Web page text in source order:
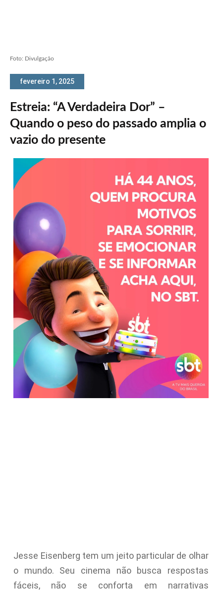
Foto: Divulgação
fevereiro 1, 2025
Estreia: “A Verdadeira Dor” –
Quando o peso do passado amplia o
vazio do presente
Jesse Eisenberg tem um jeito particular de olhar
o mundo. Seu cinema não busca respostas
fáceis, não se conforta em narrativas